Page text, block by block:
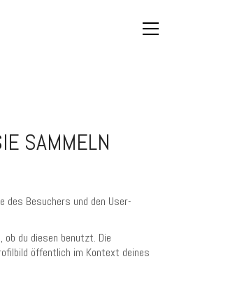
SAMMELN
des Besuchers und den User-
du diesen benutzt. Die
öffentlich im Kontext deines